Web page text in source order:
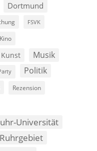
Dortmund
FSVK
Kino
Kunst Musik
Politik
Rezension
Universität
Ruhrgebiet